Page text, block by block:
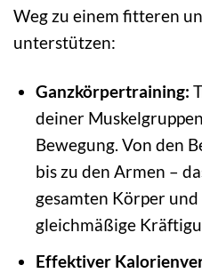
Weg zu einem fitteren
unterstützen:
Ganzkörpertraining:
deiner
Bewegung. Von den
bis zu den Armen –
gesamten Körper
gleichmäßige
Effektiver